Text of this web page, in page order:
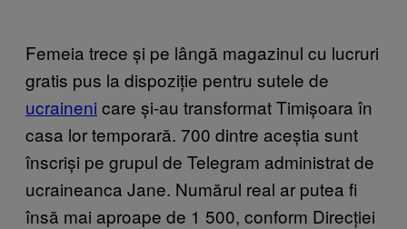
Femeia trece și pe lângă magazinul cu lucruri
gratis pus la dispoziție pentru sutele de
ucraineni care și-au transformat Timișoara în
casa lor temporară. 700 dintre aceștia sunt
înscriși pe grupul de Telegram administrat de
ucraineanca Jane. Numărul real ar putea fi
însă mai aproape de 1 500, conform Direcției